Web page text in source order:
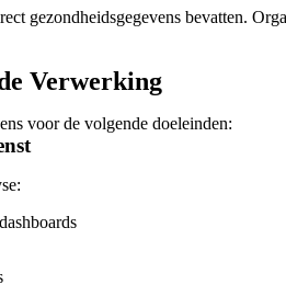
gezondheidsgegevens bevatten.
Verwerking
voor de volgende doeleinden: